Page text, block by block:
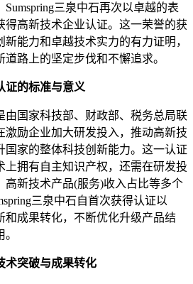
三泉中石再次以卓越的表
得高新技术企业认证。这一荣誉的获
能力和卓越技术实力的有力证明，
路上的坚定步伐和不懈追求。
的标准与意义
国家科技部、财政部、税务总局联
激励企业加大研发投入，推动高新技
国家的整体科技创新能力。这一认证
上拥有自主知识产权，还需在研发投
高新技术产品(服务)收入占比等多个
三泉中石自首次获得认证以
和成果转化，不断优化升级产品结
突破与成果转化